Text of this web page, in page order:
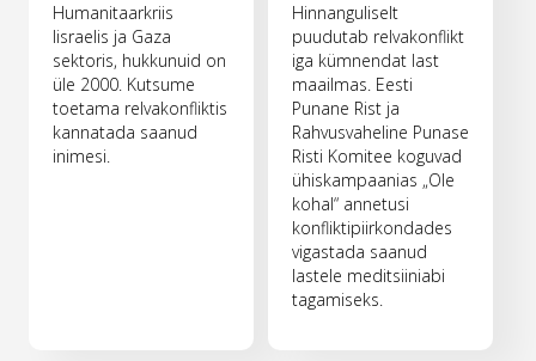
Humanitaarkriis
Iisraelis ja Gaza
sektoris, hukkunuid on
üle 2000. Kutsume
toetama relvakonfliktis
kannatada saanud
inimesi.
Hinnanguliselt
puudutab relvakonflikt
iga kümnendat last
maailmas. Eesti
Punane Rist ja
Rahvusvaheline Punase
Risti Komitee koguvad
ühiskampaanias „Ole
kohal“ annetusi
konfliktipiirkondades
vigastada saanud
lastele meditsiiniabi
tagamiseks.